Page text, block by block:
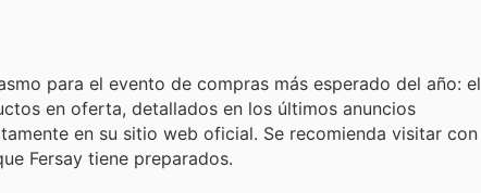
para el evento de compras más esperado del año: el
en oferta, detallados en los últimos anuncios
en su sitio web oficial. Se recomienda visitar con
Fersay tiene preparados.